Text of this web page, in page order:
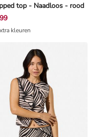
top - Naadloos - rood
kleuren